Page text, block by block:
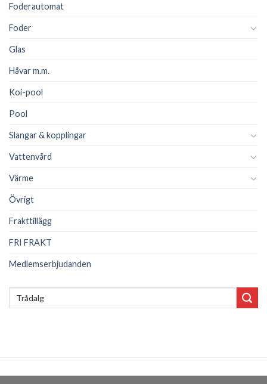
Foderautomat
Foder
Glas
Håvar m.m.
Koi-pool
Pool
Slangar & kopplingar
Vattenvård
Värme
Övrigt
Frakttillägg
FRI FRAKT
Medlemserbjudanden